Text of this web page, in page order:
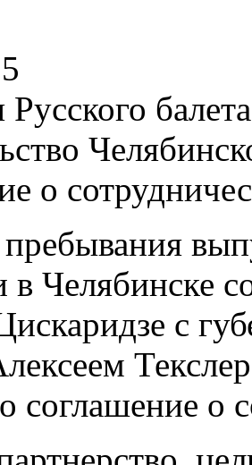
о
Челябинске
с
соглашение о